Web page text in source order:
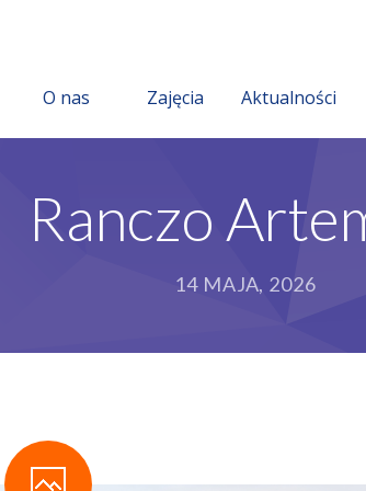
O nas Zajęcia Aktualności
Ranczo
14 MAJA, 2026